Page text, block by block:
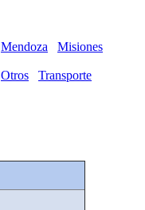
Mendoza
Misiones
Otros
Transporte